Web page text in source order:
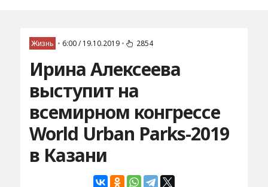
Жизнь • 6:00 / 19.10.2019 • 2854
Ирина Алексеева
выступит на
всемирном конгрессе
World Urban Parks-2019
в Казани